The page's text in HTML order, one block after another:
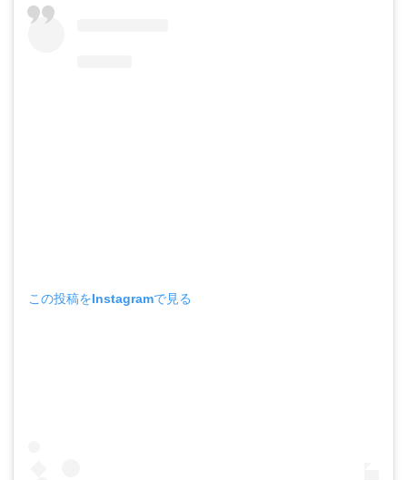
この投稿をInstagramで見る